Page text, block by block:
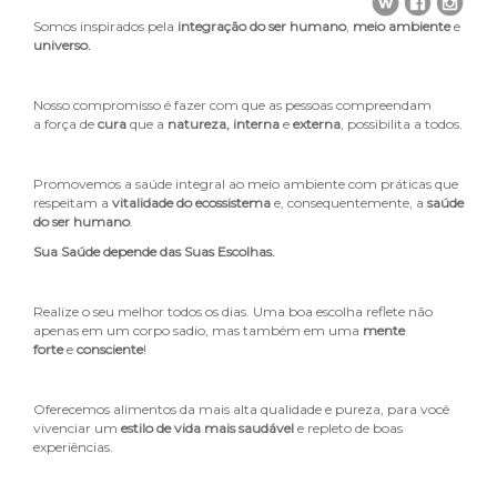
Somos inspirados pela integração do ser humano, meio ambientee
universo.
Nosso compromisso é fazer com que as pessoas compreendam
a força de cura que a natureza, interna e externa, possibilita a todos.
Promovemos a saúde integral ao meio ambiente com práticas que
respeitam a vitalidade do ecossistema e, consequentemente, a saúde
do ser humano.
Sua Saúde depende das Suas Escolhas.
Realize o seu melhor todos os dias. Uma boa escolha reflete não
apenas em um corpo sadio, mas também em uma mente
fortee consciente!
Oferecemos alimentos da mais alta qualidade e pureza, para você
vivenciar um estilo de vida mais saudável e repleto de boas
experiências.